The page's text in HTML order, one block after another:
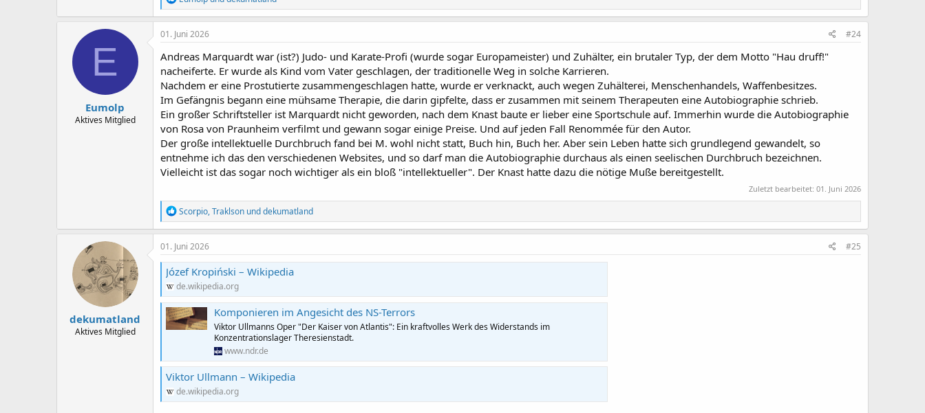
e
a
k
i
o
n
e
n
:
E
Eumolp
Aktives Mitglied
01. Juni 2026 #24
Andreas Marquardt war (ist?) Judo- und Karate-Profi (wurde sogar Europameister) und Zuhälter, ein brutaler Typ, der dem Motto "Hau druff!"
nacheiferte. Er wurde als Kind vom Vater geschlagen, der traditionelle Weg in solche Karrieren.
Nachdem er eine Prostutierte zusammengeschlagen hatte, wurde er verknackt, auch wegen Zuhälterei, Menschenhandels, Waffenbesitzes.
Im Gefängnis begann eine mühsame Therapie, die darin gipfelte, dass er zusammen mit seinem Therapeuten eine Autobiographie schrieb.
Ein großer Schriftsteller ist Marquardt nicht geworden, nach dem Knast baute er lieber eine Sportschule auf. Immerhin wurde die Autobiographie
von Rosa von Praunheim verfilmt und gewann sogar einige Preise. Und auf jeden Fall Renommée für den Autor.
Der große intellektuelle Durchbruch fand bei M. wohl nicht statt, Buch hin, Buch her. Aber sein Leben hatte sich grundlegend gewandelt, so
entnehme ich das den verschiedenen Websites, und so darf man die Autobiographie durchaus als einen seelischen Durchbruch bezeichnen.
Vielleicht ist das sogar noch wichtiger als ein bloß "intellektueller". Der Knast hatte dazu die nötige Muße bereitgestellt.
Zuletzt bearbeitet: 01. Juni 2026
R
e
a
k
o
n
n
:
Scorpio,Traklson unddekumatland
dekumatland
Aktives Mitglied
01. Juni 2026 #25
Józef Kropiński – Wikipedia
de.wikipedia.org
Komponieren im Angesicht des NS-Terrors
Viktor Ullmanns Oper "Der Kaiser von Atlantis": Ein kraftvolles Werk des Widerstands im
Konzentrationslager Theresienstadt.
www.ndr.de
Viktor Ullmann – Wikipedia
de.wikipedia.org